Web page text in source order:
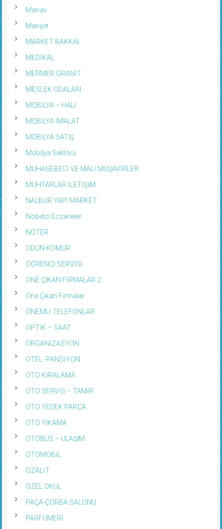
Manav
Manşet
MARKET BAKKAL
MEDİKAL
MERMER GRANİT
MESLEK ODALARI
MOBİLYA – HALI
MOBİLYA İMALAT
MOBİLYA SATIŞ
Mobilya Sektörü
MUHASEBECİ VE MALİ MÜŞAVİRLER
MUHTARLAR İLETİŞİM
NALBUR YAPI MARKET
Nöbetci Eczaneler
NOTER
ODUN KÖMÜR
ÖĞRENCİ SERVİSİ
ÖNE ÇIKAN FİRMALAR 2
Öne Çıkan Firmalar
ÖNEMLİ TELEFONLAR
OPTİK – SAAT
ORGANİZASYON
OTEL -PANSİYON
OTO KİRALAMA
OTO SERVİS – TAMİR
OTO YEDEK PARÇA
OTO YIKAMA
OTOBÜS – ULAŞIM
OTOMOBİL
OZALİT
ÖZEL OKUL
PAÇA-ÇORBA SALONU
PARFÜMERİ